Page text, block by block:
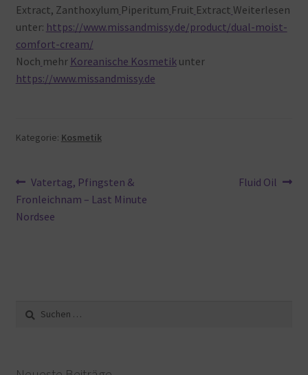
Extract, Zanthoxylum Piperitum Fruit Extract Weiterlesen
unter: https://www.missandmissy.de/product/dual-moist-
comfort-cream/
Noch mehr Koreanische Kosmetikunter
https://www.missandmissy.de
Kategorie: Kosmetik
Beitragsnavigation
Vorheriger
Beitrag:
Vatertag, Pfingsten &
Fronleichnam – Last Minute
Nordsee
Nächster
Fluid Oil
nach: